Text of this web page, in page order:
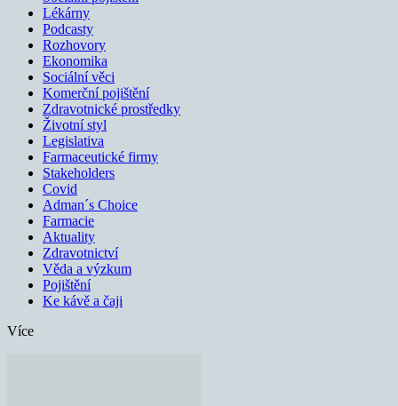
Lékárny
Podcasty
Rozhovory
Ekonomika
Sociální věci
Komerční pojištění
Zdravotnické prostředky
Životní styl
Legislativa
Farmaceutické firmy
Stakeholders
Covid
Adman´s Choice
Farmacie
Aktuality
Zdravotnictví
Věda a výzkum
Pojištění
Ke kávě a čaji
Více